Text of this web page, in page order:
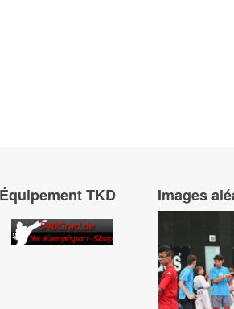
Équipement TKD Images